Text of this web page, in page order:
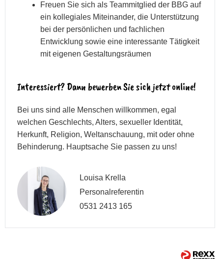
Freuen Sie sich als Teammitglied der BBG auf
ein kollegiales Miteinander, die Unterstützung
bei der persönlichen und fachlichen
Entwicklung sowie eine interessante Tätigkeit
mit eigenen Gestaltungsräumen
Interessiert? Dann bewerben Sie sich jetzt online!
Bei uns sind alle Menschen willkommen, egal
welchen Geschlechts, Alters, sexueller Identität,
Herkunft, Religion, Weltanschauung, mit oder ohne
Behinderung. Hauptsache Sie passen zu uns!
Louisa Krella
Personalreferentin
0531 2413 165